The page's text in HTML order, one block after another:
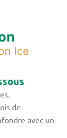
Ice
de
avec un